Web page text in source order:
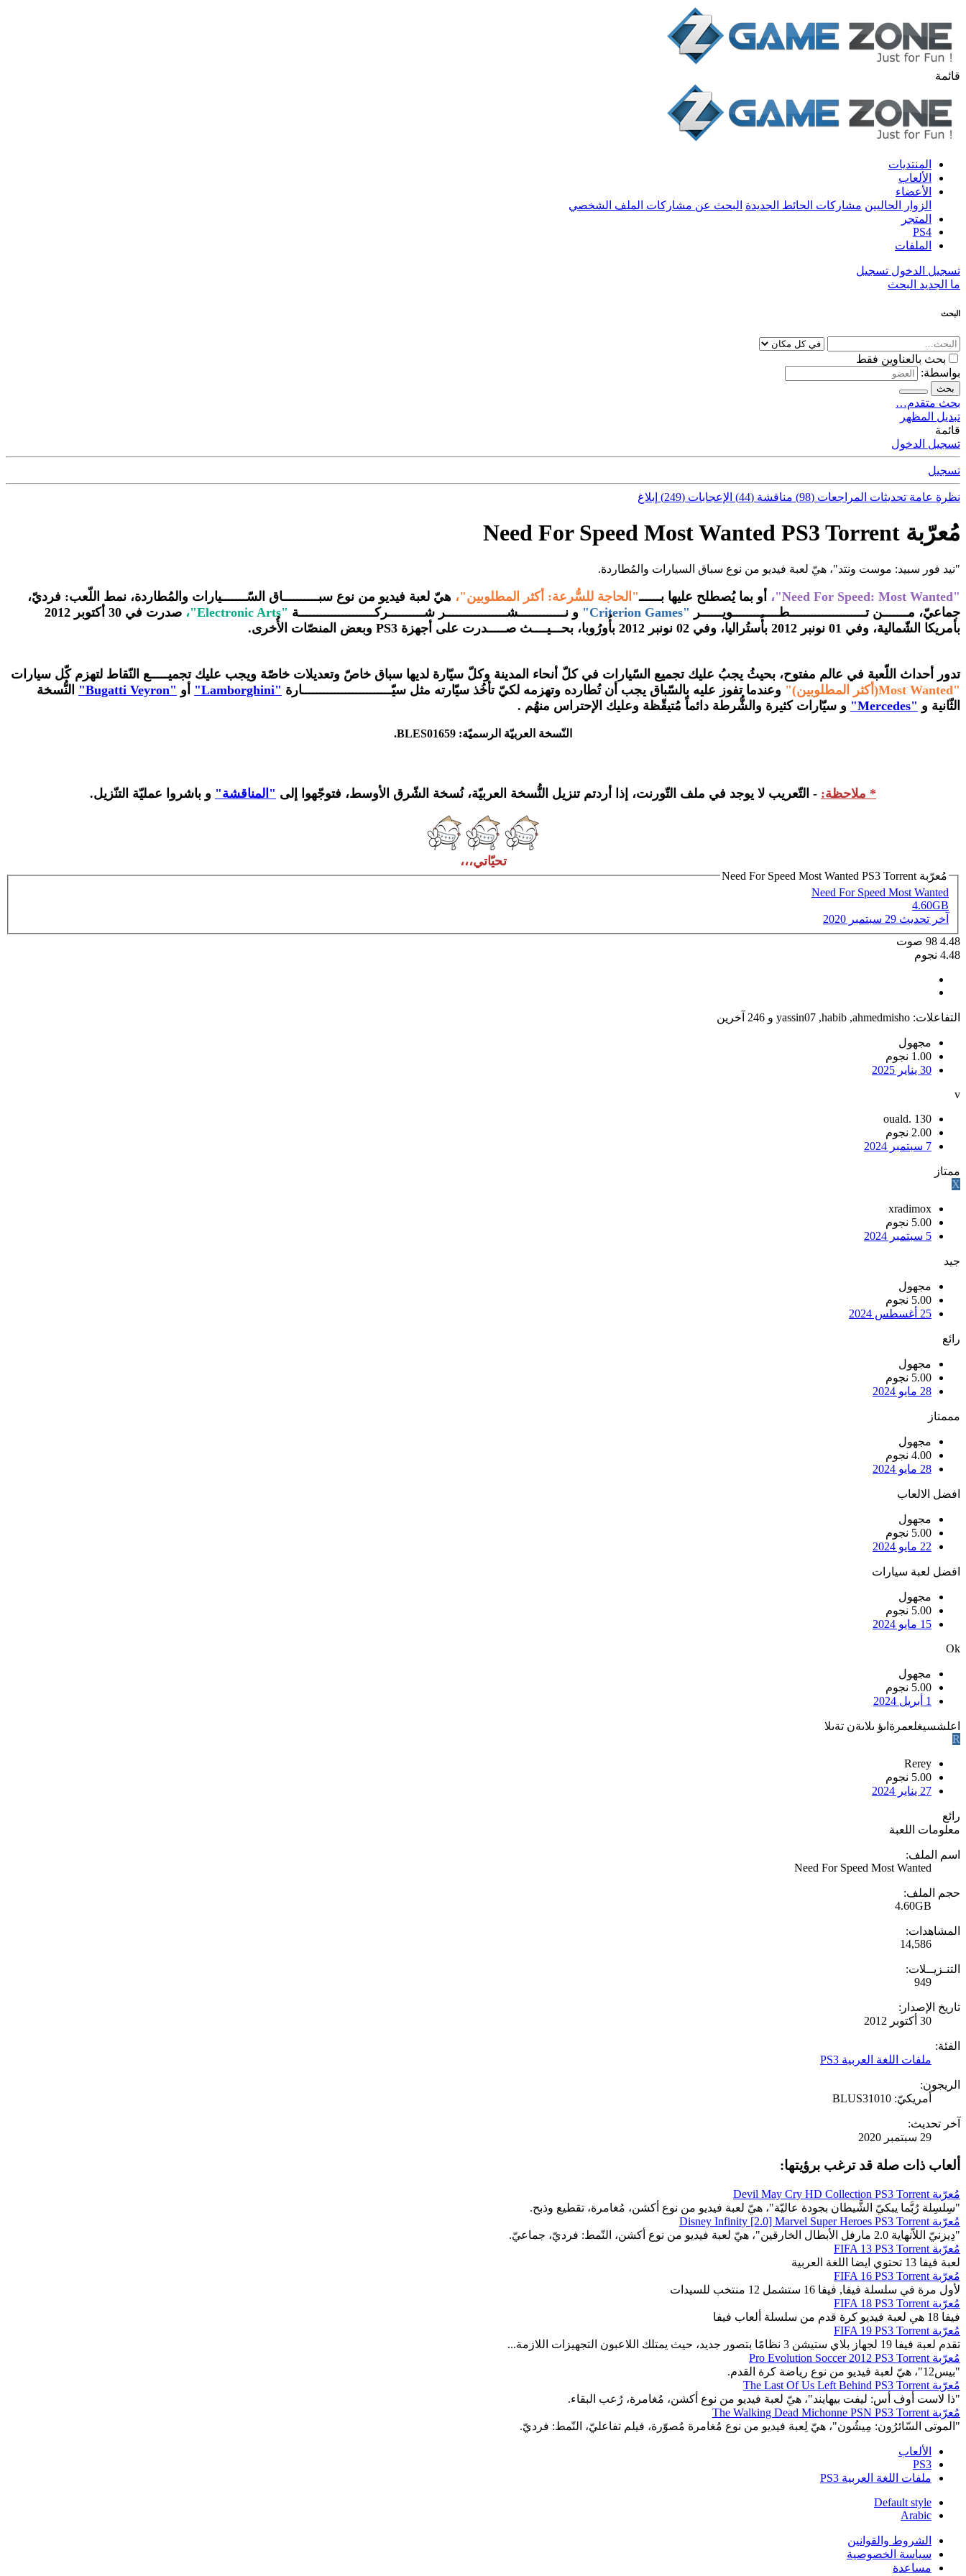
قائمة
المنتديات
الألعاب
الأعضاء
الزوار الحاليين مشاركات الحائط الجديدة البحث عن مشاركات الملف الشخصي
المتجر
PS4
الملفات
تسجيل الدخول تسجيل
ما الجديد البحث
البحث
بحث بالعناوين فقط
بواسطة:
بحث
بحث متقدم…
تبديل المظهر
قائمة
تسجيل الدخول
تسجيل
نظرة عامة تحديثات المراجعات (98) مناقشة (44) الإعجابات (249) إبلاغ
مُعرّبة Need For Speed Most Wanted PS3 Torrent
"نيد فور سبيد: موست ونتد"، هيّ لعبة فيديو من نوع سباق السيارات والمُطاردة.
"Need For Speed: Most Wanted"، أو بما يُصطلح عليها بــــــ"الحاجة للسُّرعة: أكثر المطلوبين"، هيّ لعبة فيديو من نوع سبــــــــــاق السّـــــــيارات والمُطاردة، نمط اللّعب: فرديّ،
جماعيّ، مـــــــن تـــــــــــــــــــــطـــــــــــــويــــــر "Criterion Games" و نـــــــــــــشـــــــــــــــــر شــــــــــركـــــــــــــــــــــة "Electronic Arts"،
صدرت في 30 أكتوبر 2012
بأمريكا الشّمالية، وفي 01 نونبر 2012 بأُستُراليا، وفي 02 نونبر 2012 بأُورُوبا، بحـــيــــث صـــــدرت على أجهزة PS3 وبعض المنصّات الأُخرى.
تدور أحداث اللّعبة في عالم مفتوح، بحيثُ يجبُ عليك تجميع السّيارات في كلّ أنحاء المدينة وكلّ سيّارة لديها سباق خاصّ وتعديلات خاصّة ويجب عليك تجميـــــع النّقاط لتهزم كّل سيارات
"Most Wanted(أكثر المطلوبين)"
وعندما تفوز عليه بالسّباق يجب أن تُطارده وتهزمه لكيّ تأخُذ سيّارته مثل سيّـــــــــــــــــــــــــارة "Lamborghini" أو "Bugatti Veyron"
النُّسخة
الثّانية و "Mercedes" و سيّارات كثيرة والشُّرطة دائماً مُتيقّظة وعليك الإحتراس منهُم .
النّسخة العربيّة الرسميّة: BLES01659.
* ملاحظة: - التّعريب لا يوجد في ملف التّورنت، إذا أردتم تنزيل النُّسخة العربيّة، نُسخة الشّرق الأوسط، فتوجّهوا إلى "المناقشة" و باشروا عمليّة التنّزيل.
تحيّاتي،،،
مُعرّبة Need For Speed Most Wanted PS3 Torrent
Need For Speed Most Wanted
4.60GB
آخر تحديث 29 سبتمبر 2020
4.48
98 صوت
4.48 نجوم
التفاعلات: ahmedmisho
,
habib
,
yassin07 و 246 آخرين
مجهول
1.00 نجوم
30 يناير 2025
v
ouald. 130
2.00 نجوم
7 سبتمبر 2024
ممتاز
X
xradimox
5.00 نجوم
5 سبتمبر 2024
جيد
مجهول
5.00 نجوم
25 أغسطس 2024
رائع
مجهول
5.00 نجوم
28 مايو 2024
مممتاز
مجهول
4.00 نجوم
28 مايو 2024
افضل الالعاب
مجهول
5.00 نجوم
22 مايو 2024
افضل لعبة سيارات
مجهول
5.00 نجوم
15 مايو 2024
Ok
مجهول
5.00 نجوم
1 أبريل 2024
اعلشسيغلعمرةاىؤ ىلاىةن تةىلا
R
Rerey
5.00 نجوم
27 يناير 2024
رائع
معلومات اللعبة
اسم الملف:
Need For Speed Most Wanted
حجم الملف:
4.60GB
المشاهدات:
14,586
التنـزيــلات:
949
تاريخ الإصدار:
30 أكتوبر 2012
الفئة:
ملفات اللغة العربية PS3
الريجون:
أمريكيّ: BLUS31010
آخر تحديث:
29 سبتمبر 2020
ألعاب ذات صلة قد ترغب برؤيتها:
مُعرّبة Devil May Cry HD Collection PS3 Torrent
"سِلسِلة رُبَّما يبكيّ الشَّيطان بجودة عاليّة"، هيّ لعبة فيديو من نوع أكشن، مُغامرة، تقطيع وذبح.
مُعرّبة Disney Infinity [2.0] Marvel Super Heroes PS3 Torrent
"دِيزنيّ اللاّنهاية 2.0 مارفل الأبطال الخارقين"، هيّ لعبة فيديو من نوع أكشن، النّمط: فرديّ، جماعيّ.
مُعرّبة FIFA 13 PS3 Torrent
لعبة فيفا 13 تحتوي ايضا اللغة العربية
مُعرّبة FIFA 16 PS3 Torrent
لأول مرة في سلسلة فيفا, فيفا 16 ستشمل 12 منتخب للسيدات
مُعرّبة FIFA 18 PS3 Torrent
فيفا 18 هي لعبة فيديو كرة قدم من سلسلة ألعاب فيفا
مُعرّبة FIFA 19 PS3 Torrent
تقدم لعبة فيفا 19 لجهاز بلاي ستيشن 3 نظامًا بتصور جديد، حيث يمتلك اللاعبون التجهيزات اللازمة...
مُعرّبة Pro Evolution Soccer 2012 PS3 Torrent
"بيس12"، هيّ لعبة فيديو من نوع رياضة كرة القدم.
مُعرّبة The Last Of Us Left Behind PS3 Torrent
"ذا لاست أوف أس: ليفت بيهايند"، هيّ لعبة فيديو من نوع أكشن، مُغامرة، رُعب البقاء.
مُعرّبة The Walking Dead Michonne PSN PS3 Torrent
"الموتى السّائرُون: مِيشُون"، هيّ لِعبة فيديو من نوع مُغامرة مُصوّرة، فيلم تفاعليّ، النّمط: فرديّ.
الألعاب
PS3
ملفات اللغة العربية PS3
Default style
Arabic
الشروط والقوانين
سياسة الخصوصية
مساعدة